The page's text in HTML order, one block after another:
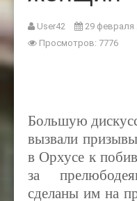
User42
29 февраля
Просмотров: 7776
Большую
вызвали
в Орхусе к
за
сделаны им на